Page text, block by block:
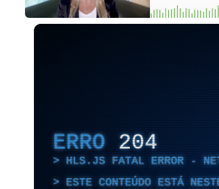
ERRO 204
HLS.JS FATAL ERROR -
ESTE CONTEÚDO ESTÁ